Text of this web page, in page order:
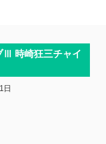
Ⅲ 時崎狂三チャイ
日